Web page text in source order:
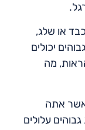
או שלג,
יכולים
מה
אתה
עלולים